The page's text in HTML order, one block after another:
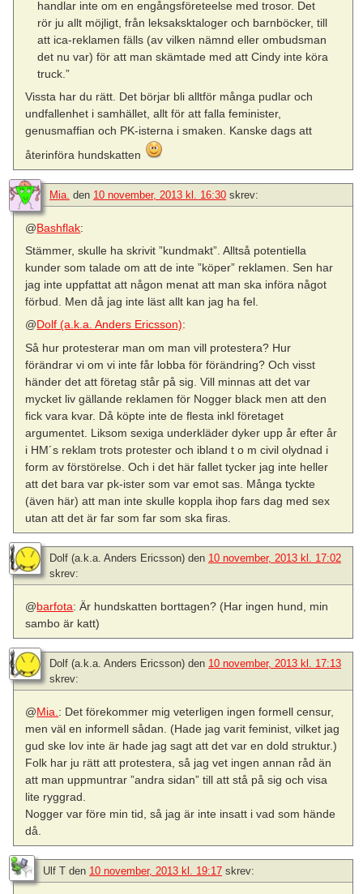
handlar inte om en engångsföreteelse med trosor. Det
rör ju allt möjligt, från leksaksktaloger och barnböcker, till
att ica-reklamen fälls (av vilken nämnd eller ombudsman
det nu var) för att man skämtade med att Cindy inte köra
truck.”
Vissta har du rätt. Det börjar bli alltför många pudlar och
undfallenhet i samhället, allt för att falla feminister,
genusmaffian och PK-isterna i smaken. Kanske dags att
återinföra hundskatten
Mia. den 10 november, 2013 kl. 16:30 skrev:
@Bashflak:
Stämmer, skulle ha skrivit ”kundmakt”. Alltså potentiella
kunder som talade om att de inte ”köper” reklamen. Sen har
jag inte uppfattat att någon menat att man ska införa något
förbud. Men då jag inte läst allt kan jag ha fel.
@Dolf (a.k.a. Anders Ericsson):
Så hur protesterar man om man vill protestera? Hur
förändrar vi om vi inte får lobba för förändring? Och visst
händer det att företag står på sig. Vill minnas att det var
mycket liv gällande reklamen för Nogger black men att den
fick vara kvar. Då köpte inte de flesta inkl företaget
argumentet. Liksom sexiga underkläder dyker upp år efter år
i HM´s reklam trots protester och ibland t o m civil olydnad i
form av förstörelse. Och i det här fallet tycker jag inte heller
att det bara var pk-ister som var emot sas. Många tyckte
(även här) att man inte skulle koppla ihop fars dag med sex
utan att det är far som far som ska firas.
Dolf (a.k.a. Anders Ericsson) den 10 november, 2013 kl. 17:02
skrev:
@barfota: Är hundskatten borttagen? (Har ingen hund, min
sambo är katt)
Dolf (a.k.a. Anders Ericsson) den 10 november, 2013 kl. 17:13
skrev:
@Mia. : Det förekommer mig veterligen ingen formell censur,
men väl en informell sådan. (Hade jag varit feminist, vilket jag
gud ske lov inte är hade jag sagt att det var en dold struktur.)
Folk har ju rätt att protestera, så jag vet ingen annan råd än
att man uppmuntrar ”andra sidan” till att stå på sig och visa
lite ryggrad.
Nogger var före min tid, så jag är inte insatt i vad som hände
då.
Ulf T den 10 november, 2013 kl. 19:17 skrev: